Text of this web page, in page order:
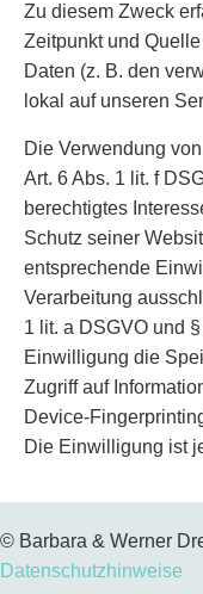
Zu diesem Zweck
Zeitpunkt und
Daten (z. B. den
lokal auf unseren
Die Verwendung
Art. 6 Abs. 1 lit. f
berechtigtes
Schutz seiner
entsprechende
Verarbeitung
1 lit. a DSGVO und
Einwilligung die
Zugriff auf
Device-
Die Einwilligung ist
© Barbara & Werner
Datenschutzhinweise